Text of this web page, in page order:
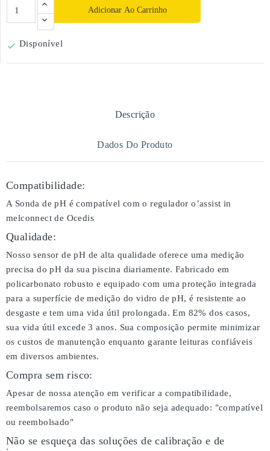
Adicionar Ao Carrinho
 Disponível
Descrição
Dados Do Produto
Compatibilidade:
A Sonda de pH é compatível com o regulador o’assist in
melconnect de Ocedis
Qualidade:
Nosso sensor de pH de alta qualidade oferece uma medição
precisa do pH da sua piscina diariamente. Fabricado em
policarbonato robusto e equipado com uma proteção integrada
para a superfície de medição do vidro de pH, é resistente ao
desgaste e tem uma vida útil prolongada. Em 82% dos casos,
sua vida útil excede 3 anos. Sua composição permite minimizar
os custos de manutenção enquanto garante leituras confiáveis
em diversos ambientes.
Compra sem risco:
Apesar de nossa atenção em verificar a compatibilidade,
reembolsaremos caso o produto não seja adequado: "compatível
ou reembolsado"
Não se esqueça das soluções de calibração e de